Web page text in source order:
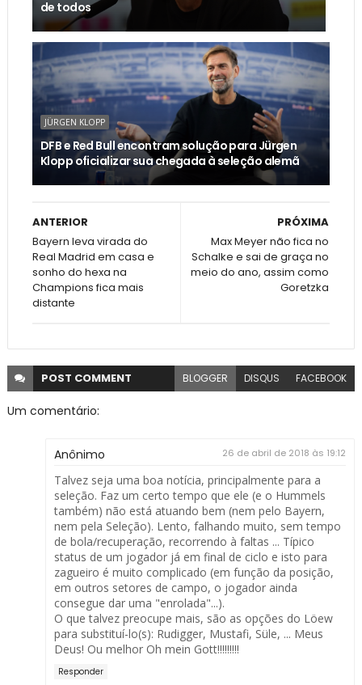
de todos
JÜRGEN KLOPP
DFB e Red Bull encontram solução para Jürgen
Klopp oficializar sua chegada à seleção alemã
PRÓXIMA
Max Meyer não fica no
Schalke e sai de graça no
meio do ano, assim como
Goretzka
ANTERIOR
Bayern leva virada do
Real Madrid em casa e
sonho do hexa na
Champions fica mais
distante
POST COMMENT BLOGGER DISQUS FACEBOOK
Um comentário:
Anônimo 26 de abril de 2018 às 19:12
Talvez seja uma boa notícia, principalmente para a
seleção. Faz um certo tempo que ele (e o Hummels
também) não está atuando bem (nem pelo Bayern,
nem pela Seleção). Lento, falhando muito, sem tempo
de bola/recuperação, recorrendo à faltas ... Típico
status de um jogador já em final de ciclo e isto para
zagueiro é muito complicado (em função da posição,
em outros setores de campo, o jogador ainda
consegue dar uma "enrolada"...).
O que talvez preocupe mais, são as opções do Löew
para substituí-lo(s): Rudigger, Mustafi, Süle, ... Meus
Deus! Ou melhor Oh mein Gott!!!!!!!!!
Responder